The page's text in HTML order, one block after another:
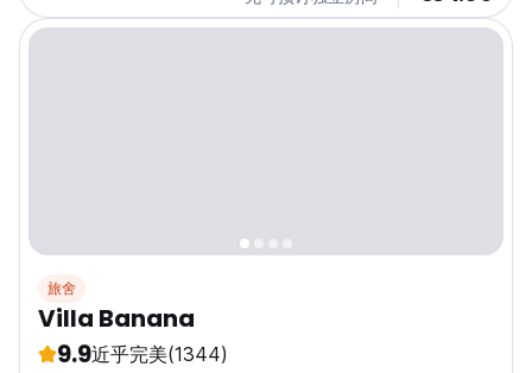
旅舍
Villa Banana
9.9近乎完美(1344)